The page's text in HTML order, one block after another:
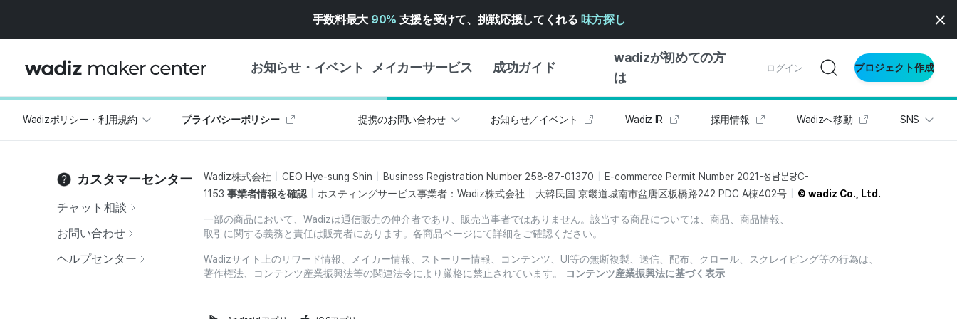
手数料最大 90% 支援を受けて、挑戦応援してくれる 味方探し
お知らせ・イベント メイカーサービス 成功ガイド
wadizが初めての方
は
ログイン プロジェクト作成
WADIZ
マイワディズ
重要なお知らせ
お知らせ
プレスリリース
セキュリティセンター
支援事業
メイカー向けサポートサ
ービス
ヘルプセンター ↗︎
クラウドファンディング
成功ガイド
WADIZ・スクール
FOR GLOBAL MAKER
英語ガイド
中国語ガイド
はじめの一歩ガイド
体験型
創作型
ビジネス向け
・インサイト
Wadizポリシー・利用規約 プライバシーポリシー 提携のお問い合わせ お知らせ／イベント Wadiz IR 採用情報 Wadizへ移動 SNS
カスタマーセンター
チャット相談
お問い合わせ
ヘルプセンター
Wadiz株式会社 CEO Hye-sung Shin Business Registration Number 258-87-01370
E-commerce Permit Number 2021-성남분당C-
1153 事業者情報を確認 ホスティングサービス事業者：Wadiz株式会社 大韓民国 京畿道城南市盆唐区板橋路242 PDC A棟402号 © wadiz Co., Ltd.
一部の商品において、Wadizは通信販売の仲介者であり、販売当事者ではありません。該当する商品については、商品、商品情報、
取引に関する義務と責任は販売者にあります。各商品ページにて詳細をご確認ください。
Wadizサイト上のリワード情報、メイカー情報、ストーリー情報、コンテンツ、UI等の無断複製、送信、配布、クロール、スクレイピング等の行為は、
著作権法、コンテンツ産業振興法等の関連法令により厳格に禁止されています。
コンテンツ産業振興法に基づく表示